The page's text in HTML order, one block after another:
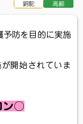
銅駝 高齢
予防を目的に実施
開始されていま
ン○